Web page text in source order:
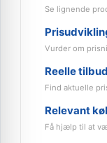
Se lignende
Vurder om
Reelle
Find aktuelle
Relevant
Få hjælp til at